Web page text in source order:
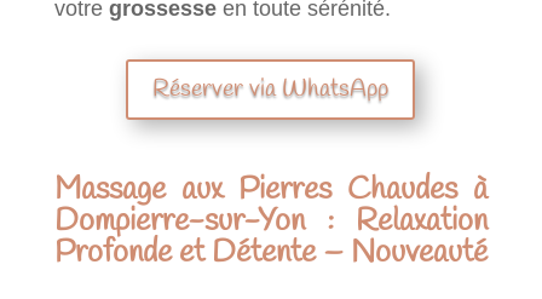
votre grossesseen toute sérénité.
Réserver via WhatsApp
Massage aux Pierres Chaudes à
Dompierre-sur-Yon : Relaxation
Profonde et Détente – Nouveauté